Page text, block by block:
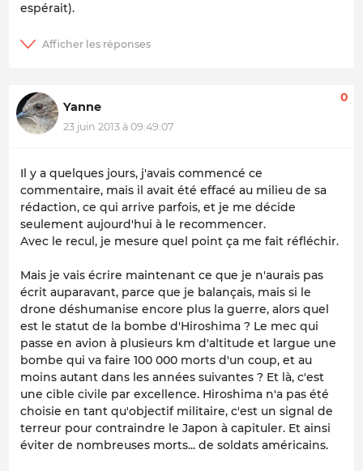
espérait).
Yanne
23 juin 2013 à 09:49:07
0
Il y a quelques jours, j'avais commencé ce
commentaire, mais il avait été effacé au milieu de sa
rédaction, ce qui arrive parfois, et je me décide
seulement aujourd'hui à le recommencer.
Avec le recul, je mesure quel point ça me fait réfléchir.
Mais je vais écrire maintenant ce que je n'aurais pas
écrit auparavant, parce que je balançais, mais si le
drone déshumanise encore plus la guerre, alors quel
est le statut de la bombe d'Hiroshima ? Le mec qui
passe en avion à plusieurs km d'altitude et largue une
bombe qui va faire 100 000 morts d'un coup, et au
moins autant dans les années suivantes ? Et là, c'est
une cible civile par excellence. Hiroshima n'a pas été
choisie en tant qu'objectif militaire, c'est un signal de
terreur pour contraindre le Japon à capituler. Et ainsi
éviter de nombreuses morts... de soldats américains.